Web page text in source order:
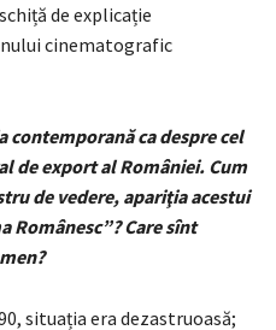
de explicație
cinematografic
ca despre cel
de export al României. Cum
de vedere, apariţia acestui
Românesc”? Care sînt
situația era dezastruoasă;